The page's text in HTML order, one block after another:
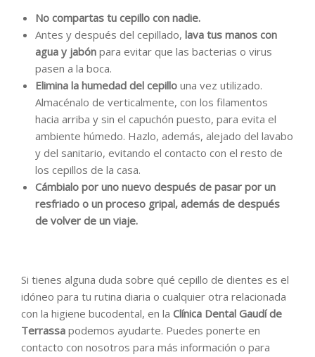
No compartas tu cepillo con nadie.
Antes y después del cepillado, lava tus manos con
agua y jabón para evitar que las bacterias o virus
pasen a la boca.
Elimina la humedad del cepillo una vez utilizado.
Almacénalo de verticalmente, con los filamentos
hacia arriba y sin el capuchón puesto, para evita el
ambiente húmedo. Hazlo, además, alejado del lavabo
y del sanitario, evitando el contacto con el resto de
los cepillos de la casa.
Cámbialo por uno nuevo después de pasar por un
resfriado o un proceso gripal, además de después
de volver de un viaje.
Si tienes alguna duda sobre qué cepillo de dientes es el
idóneo para tu rutina diaria o cualquier otra relacionada
con la higiene bucodental, en la Clínica Dental Gaudí de
Terrassa podemos ayudarte. Puedes ponerte en
contacto con nosotros para más información o para